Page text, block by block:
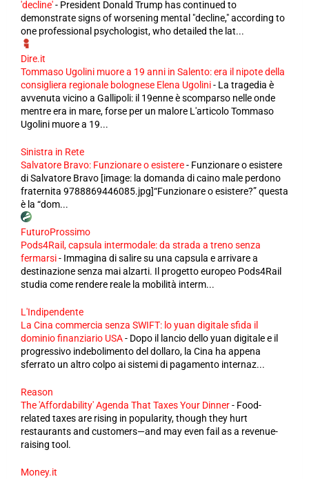
'decline'- President Donald Trump has continued to
demonstrate signs of worsening mental "decline," according to
one professional psychologist, who detailed the lat...
Dire.it
Tommaso Ugolini muore a 19 anni in Salento: era il nipote della
consigliera regionale bolognese Elena Ugolini- La tragedia è
avvenuta vicino a Gallipoli: il 19enne è scomparso nelle onde
mentre era in mare, forse per un malore L'articolo Tommaso
Ugolini muore a 19...
Sinistra in Rete
Salvatore Bravo: Funzionare o esistere- Funzionare o esistere
di Salvatore Bravo [image: la domanda di caino male perdono
fraternita 9788869446085.jpg]“Funzionare o esistere?” questa
è la “dom...
FuturoProssimo
Pods4Rail, capsula intermodale: da strada a treno senza
fermarsi- Immagina di salire su una capsula e arrivare a
destinazione senza mai alzarti. Il progetto europeo Pods4Rail
studia come rendere reale la mobilità interm...
L'Indipendente
La Cina commercia senza SWIFT: lo yuan digitale sfida il
dominio finanziario USA- Dopo il lancio dello yuan digitale e il
progressivo indebolimento del dollaro, la Cina ha appena
sferrato un altro colpo ai sistemi di pagamento internaz...
Reason
The 'Affordability' Agenda That Taxes Your Dinner- Food-
related taxes are rising in popularity, though they hurt
restaurants and customers—and may even fail as a revenue-
raising tool.
Money.it